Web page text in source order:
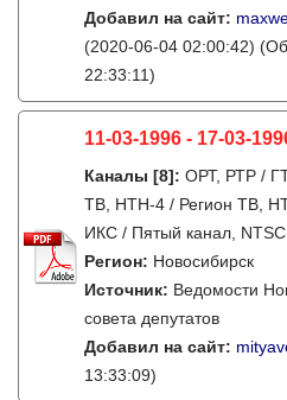
Добавил на сайт:
(2020-06-04 02:00:42)
22:33:11)
11-03-1996 - 17-03-
Каналы [8]: ОРТ, РТР /
ТВ, НТН-4 / Регион ТВ,
ИКС / Пятый канал,
Регион: Новосибирск
Источник: Ведомости
совета депутатов
Добавил на сайт:
13:33:09)